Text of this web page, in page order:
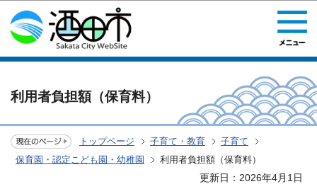
このページの本文へ移動
利用者負担額（保育料）
トップページ 子育て・教育
子育て
保育園・認定こども園・幼稚園
利用者負担額（保育料）
更新日：2026年4月1日